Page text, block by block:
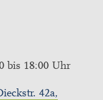
bis 18:00 Uhr
42a,